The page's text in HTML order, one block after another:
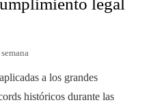
legal
a los grandes
históricos durante las